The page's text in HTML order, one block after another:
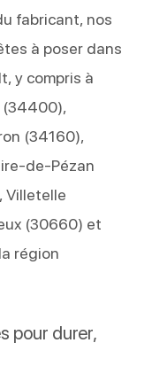
fabricant, nos
à poser dans
y compris à
(34400),
(34160),
Villetelle
(30660) et
région
pour durer,